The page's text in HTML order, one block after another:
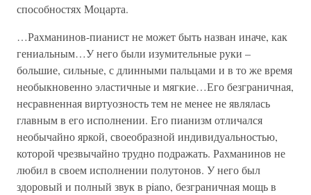
способностях Моцарта.
…Рахманинов-пианист не может быть назван иначе, как
гениальным…У него были изумительные руки –
большие, сильные, с длинными пальцами и в то же время
необыкновенно эластичные и мягкие…Его безграничная,
несравненная виртуозность тем не менее не являлась
главным в его исполнении. Его пианизм отличался
необычайно яркой, своеобразной индивидуальностью,
которой чрезвычайно трудно подражать. Рахманинов не
любил в своем исполнении полутонов. У него был
здоровый и полный звук в piano, безграничная мощь в